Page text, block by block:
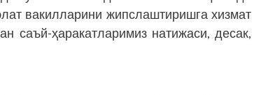
вакилларини жипслаштиришга хизмат
саъй-ҳаракатларимиз натижаси, десак,